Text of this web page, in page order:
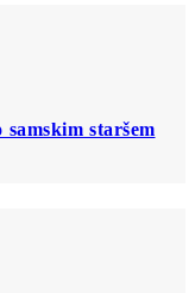
staršem